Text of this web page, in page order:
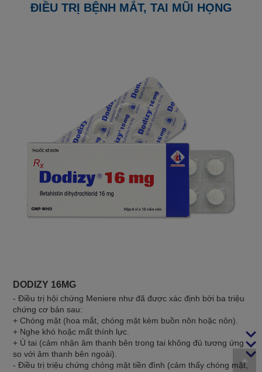
ĐIỀU TRỊ BỆNH MẮT, TAI MŨI HỌNG
DODIZY 16MG
- Điều trị hội chứng Meniere như đã được xác định bởi ba triệu
chứng cơ bản sau:
+ Chóng mặt (hoa mắt, chóng mặt kèm buồn nôn hoặc nôn).
+ Nghe khó hoặc mất thính lực.
+ Ù tai (cảm nhận âm thanh bên trong tai không đủ tương ứng
so với âm thanh bên ngoài).
- Điều trị triệu chứng chóng mặt tiền đình (cảm thấy chóng mặt,